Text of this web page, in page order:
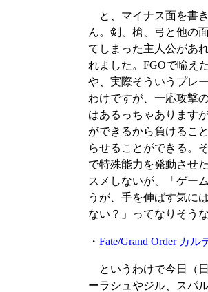
と、マイナス面を書
ん。剣、槍、弓と他の
てしまった主人公があ
れました。FGOで喩え
や、実際そういうプレ
わけですが、一応攻撃
はあるっちゃあります
ができるから負けるこ
らせることができる。
で特殊能力を発動させ
スメしないが、「ゲー
うが、手を伸ばす気に
ない？」ってなりそう
・ Fate/Grand Order カ
というわけで今日（
ーラシュやジル、スパ